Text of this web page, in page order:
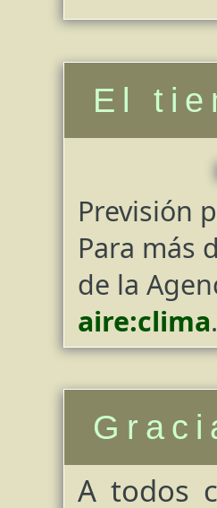
El
Previsión
Para más
de la
aire:clima.
A todos